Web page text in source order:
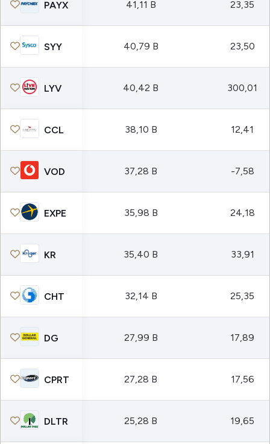
PAYX 41,11 B 23,35
SYY 40,79 B 23,50
LYV 40,42 B 300,01
CCL 38,10 B 12,41
VOD 37,28 B -7,58
EXPE 35,98 B 24,18
KR 35,40 B 33,91
CHT 32,14 B 25,35
DG 27,99 B 17,89
CPRT 27,28 B 17,56
DLTR 25,28 B 19,65